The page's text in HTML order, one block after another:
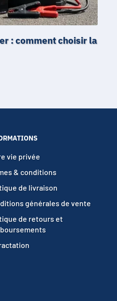
: comment choisir la
vie privée
& conditions
de livraison
générales de vente
de retours et